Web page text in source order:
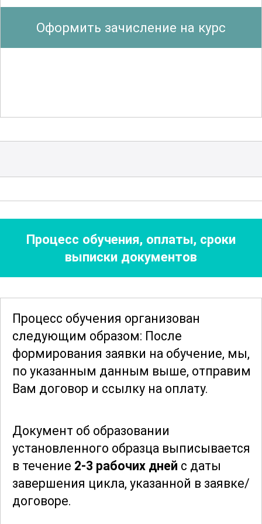
состояния скважины. Такие навыки
необходимы для принятия
Особое внимание уделяется
такими как горизонтальное бурение и
бурение под высоким давлением. Это
позволит им быть в курсе последних
тенденций и применять их в своей
профессиональной деятельности.
Курс также предлагает подробное
изучение процессов первичной и
вторичной цементации, методов
предотвращения выбросов и других
аварийных ситуаций. Участники узнают,
как эффективно управлять рисками и
окружающую среду.
В результате прохождения курса
бурильщикполучит всесторонние
знания и практические навыки,
Оформить зачисление на курс
Процесс обучения, оплаты, сроки
выписки документов
Процесс обучения организован
следующим образом: После
формирования заявки на обучение, мы,
по указанным данным выше, отправим
Вам договор и ссылку на оплату.
Документ об образовании
установленного образца выписывается
в течение 2-3 рабочих дней с даты
завершения цикла, указанной в заявке/
договоре.